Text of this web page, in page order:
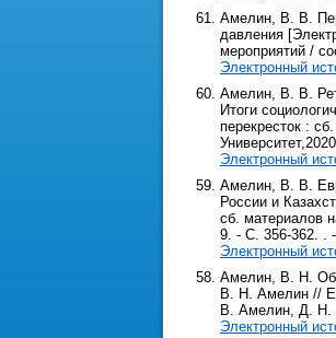
Амелин, В. В.
давления
мероприятий /
Электронный
Амелин, В. В.
Итоги
перекресток :
Электронный
Амелин, В. В.
России и
сб. материалов
9. - С. 356-362. .
Электронный
Амелин, В. Н.
В. Н. Амелин //
В. Амелин, Д. Н.
Электронный